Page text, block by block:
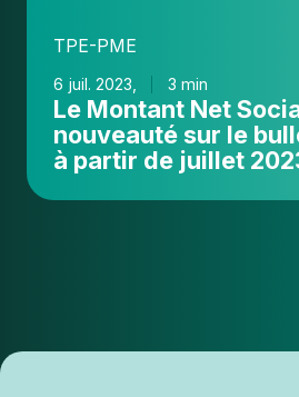
Social
une
nouveauté
sur
partir
TPE-PME
6 juil. 2023, 3 min
Le Montant Net
nouveauté sur le
à partir de juillet